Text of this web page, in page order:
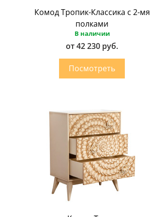
Комод Тропик-Классика с 2-мя
полками
В наличии
от 42 230 руб.